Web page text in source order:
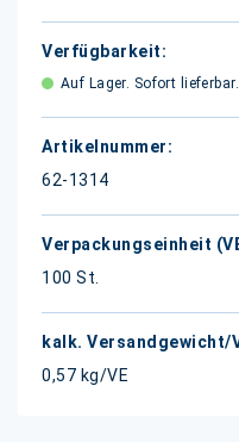
Auf Lager. Sofort lieferbar.
62-1314
100 St.
0,57 kg/VE